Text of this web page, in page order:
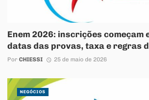
Enem 2026: inscrições começam
datas das provas, taxa e regras
Por CHIESSI 25 de maio de 2026
NEGÓCIOS